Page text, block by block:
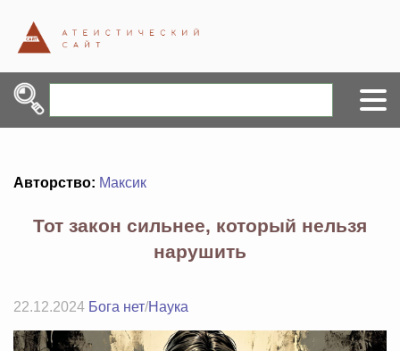
Авторство: Максик
Тот закон сильнее, который нельзя
нарушить
22.12.2024 Бога нет/Наука